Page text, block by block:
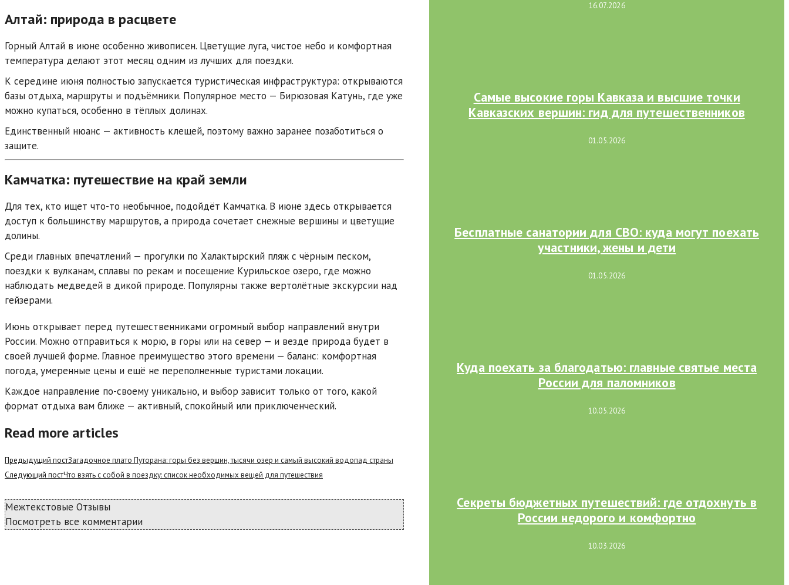
Алтай: природа в расцвете
Горный Алтай в июне особенно живописен. Цветущие луга, чистое небо и комфортная
температура делают этот месяц одним из лучших для поездки.
К середине июня полностью запускается туристическая инфраструктура: открываются
базы отдыха, маршруты и подъёмники. Популярное место — Бирюзовая Катунь, где уже
можно купаться, особенно в тёплых долинах.
Единственный нюанс — активность клещей, поэтому важно заранее позаботиться о
защите.
Камчатка: путешествие на край земли
Для тех, кто ищет что-то необычное, подойдёт Камчатка. В июне здесь открывается
доступ к большинству маршрутов, а природа сочетает снежные вершины и цветущие
долины.
Среди главных впечатлений — прогулки по Халактырский пляж с чёрным песком,
поездки к вулканам, сплавы по рекам и посещение Курильское озеро, где можно
наблюдать медведей в дикой природе. Популярны также вертолётные экскурсии над
гейзерами.
Июнь открывает перед путешественниками огромный выбор направлений внутри
России. Можно отправиться к морю, в горы или на север — и везде природа будет в
своей лучшей форме. Главное преимущество этого времени — баланс: комфортная
погода, умеренные цены и ещё не переполненные туристами локации.
Каждое направление по-своему уникально, и выбор зависит только от того, какой
формат отдыха вам ближе — активный, спокойный или приключенческий.
Read more articles
Предыдущий постЗагадочное плато Путорана: горы без вершин, тысячи озер и самый высокий водопад страны
Следующий постЧто взять с собой в поездку: список необходимых вещей для путешествия
Межтекстовые Отзывы
Посмотреть все комментарии
16.07.2026
Самые высокие горы Кавказа и высшие точки
Кавказских вершин: гид для путешественников
01.05.2026
Бесплатные санатории для СВО: куда могут поехать
участники, жены и дети
01.05.2026
Куда поехать за благодатью: главные святые места
России для паломников
10.05.2026
Секреты бюджетных путешествий: где отдохнуть в
России недорого и комфортно
10.03.2026